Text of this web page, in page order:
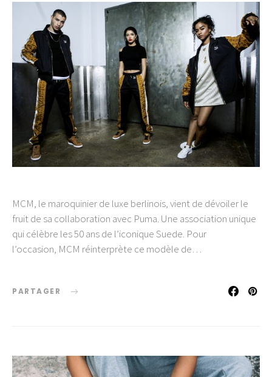
MCM, le maroquinier de luxe berlinois, vient de dévoiler le
fruit de sa collaboration avec Puma. Une association unique
qui célèbre les 50 ans de l’iconique Suede. Pour
l’occasion, MCM réinterprète ce modèle de…
PARTAGER